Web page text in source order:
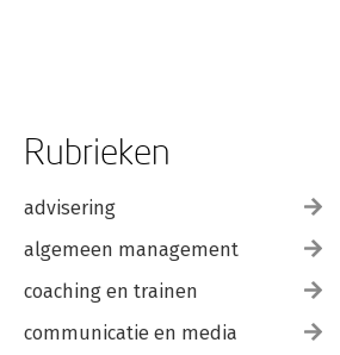
Rubrieken
advisering
algemeen management
coaching en trainen
communicatie en media